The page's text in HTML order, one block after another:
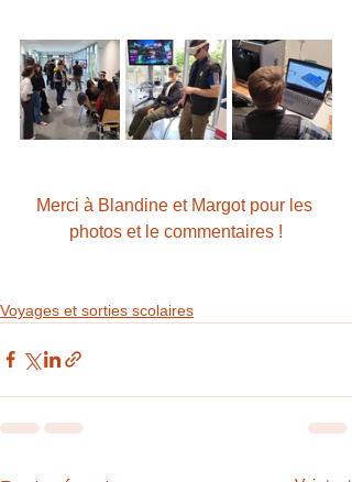
Merci à Blandine et Margot pour les
photos et le commentaires !
Voyages et sorties scolaires